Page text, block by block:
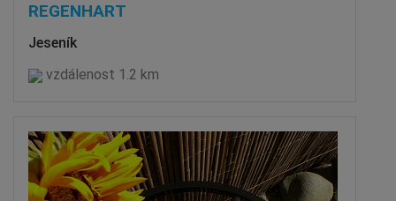
REGENHART
Jeseník
vzdálenost 1.2 km